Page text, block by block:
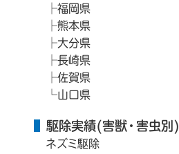
福岡県
熊本県
大分県
長崎県
佐賀県
山口県
駆除実績(害獣・害虫別)
ネズミ駆除